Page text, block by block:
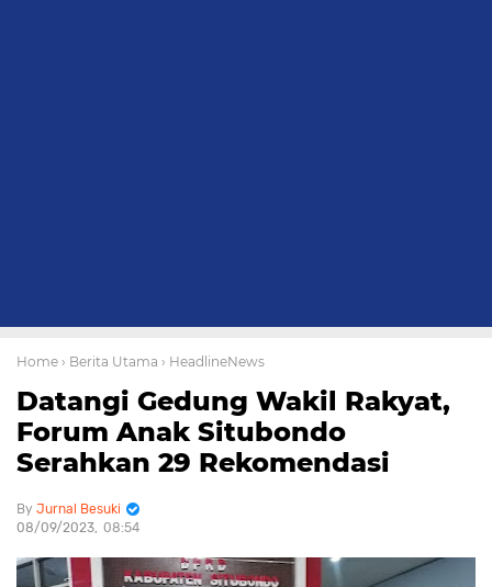
Home › Berita Utama › HeadlineNews
Datangi Gedung Wakil Rakyat,
Forum Anak Situbondo
Serahkan 29 Rekomendasi
Jurnal Besuki
08/09/2023 08:54